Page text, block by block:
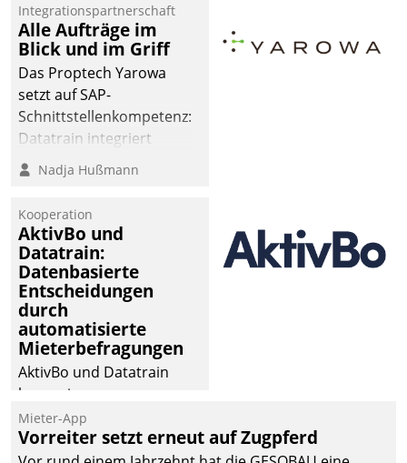
Integrationspartnerschaft
Alle Aufträge im
Blick und im Griff
Das Proptech Yarowa
setzt auf SAP-
Schnittstellenkompetenz:
Datatrain integriert
Yarowas Portal zur
Vergabe und Verwaltung
operativen
Instandhaltung in die
SAP-Systemlandschaft
deutscher
Wohnungsunternehmen
– und beschleunigt damit
den Weg vom
Mieteranliegen zum
Nadja Hußmann
Kooperation
AktivBo und
Datatrain:
Datenbasierte
Entscheidungen
durch
automatisierte
Mieterbefragungen
AktivBo und Datatrain
kooperieren –
Immobilienunternehmen
profitieren: Die nahtlose
Mieter-App
Vorreiter setzt erneut auf Zugpferd